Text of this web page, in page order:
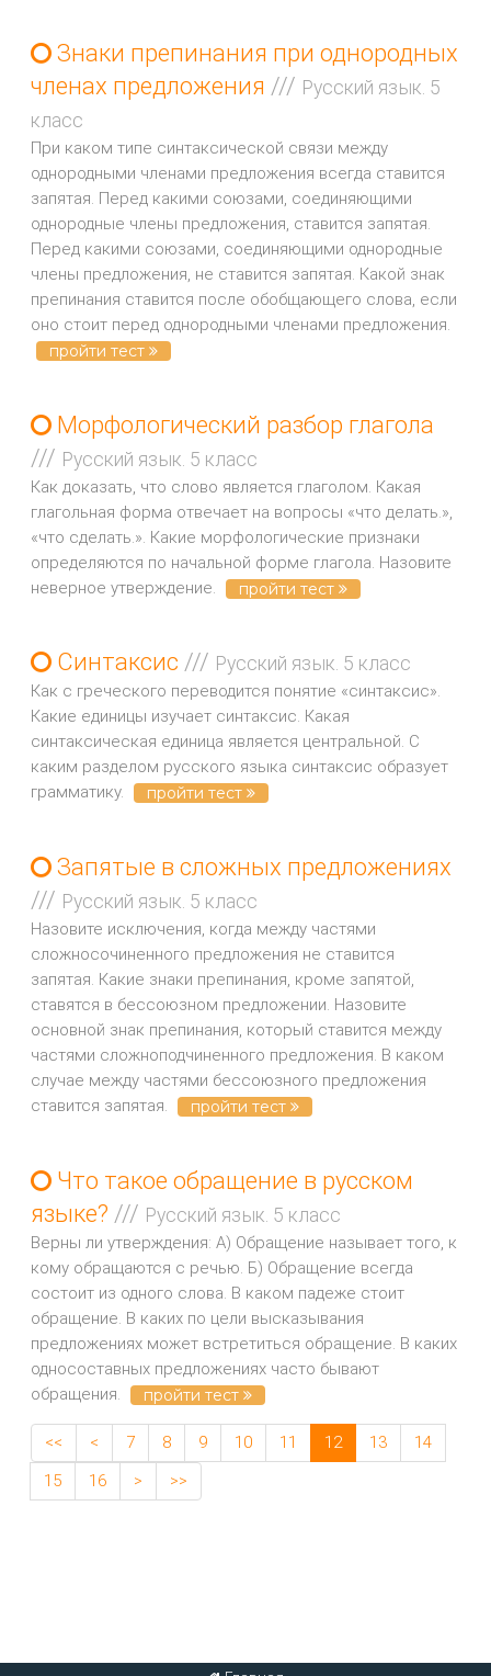
Знаки препинания при однородных
членах предложения /// Русский язык. 5
класс
При каком типе синтаксической связи между
однородными членами предложения всегда ставится
запятая. Перед какими союзами, соединяющими
однородные члены предложения, ставится запятая.
Перед какими союзами, соединяющими однородные
члены предложения, не ставится запятая. Какой знак
препинания ставится после обобщающего слова, если
оно стоит перед однородными членами предложения.
пройти тест
Морфологический разбор глагола
/// Русский язык. 5 класс
Как доказать, что слово является глаголом. Какая
глагольная форма отвечает на вопросы «что делать.»,
«что сделать.». Какие морфологические признаки
определяются по начальной форме глагола. Назовите
неверное утверждение.
пройти тест
Cинтаксис /// Русский язык. 5 класс
Как с греческого переводится понятие «синтаксис».
Какие единицы изучает синтаксис. Какая
синтаксическая единица является центральной. С
каким разделом русского языка синтаксис образует
грамматику.
пройти тест
Запятые в сложных предложениях
/// Русский язык. 5 класс
Назовите исключения, когда между частями
сложносочиненного предложения не ставится
запятая. Какие знаки препинания, кроме запятой,
ставятся в бессоюзном предложении. Назовите
основной знак препинания, который ставится между
частями сложноподчиненного предложения. В каком
случае между частями бессоюзного предложения
ставится запятая.
пройти тест
Что такое обращение в русском
языке? /// Русский язык. 5 класс
Верны ли утверждения: А) Обращение называет того, к
кому обращаются с речью. Б) Обращение всегда
состоит из одного слова. В каком падеже стоит
обращение. В каких по цели высказывания
предложениях может встретиться обращение. В каких
односоставных предложениях часто бывают
обращения.
пройти тест
<< < 7 8 9 10 11 12 13
14
15
16 > >>